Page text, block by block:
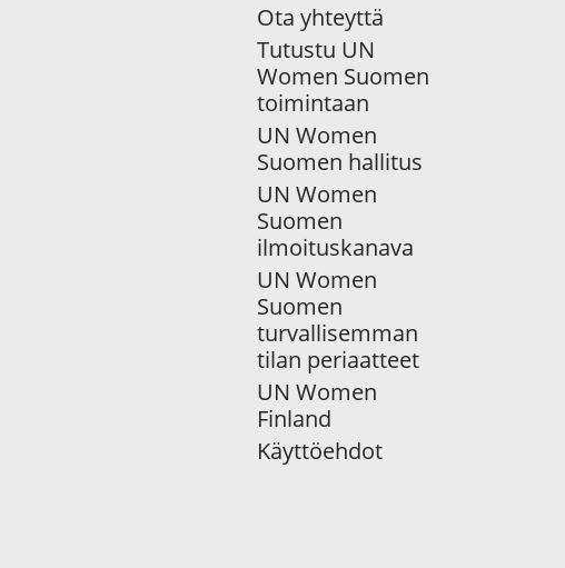
Ota yhteyttä
Tutustu UN
Women Suomen
toimintaan
UN Women
Suomen hallitus
UN Women
Suomen
ilmoituskanava
UN Women
Suomen
turvallisemman
tilan periaatteet
UN Women
Finland
Käyttöehdot